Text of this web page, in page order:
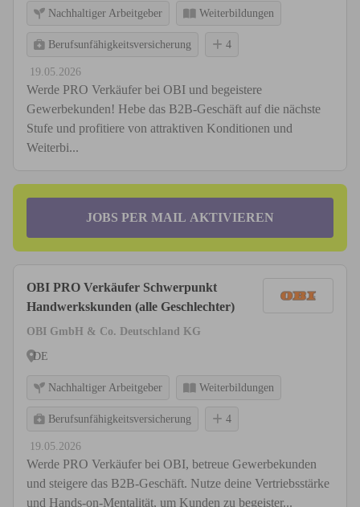
Nachhaltiger Arbeitgeber Weiterbildungen
Berufsunfähigkeitsversicherung 4
19.05.2026
Werde PRO Verkäufer bei OBI und begeistere
Gewerbekunden! Hebe das B2B-Geschäft auf die nächste
Stufe und profitiere von attraktiven Konditionen und
Weiterbi...
JOBS PER MAIL AKTIVIEREN
OBI PRO Verkäufer Schwerpunkt
Handwerkskunden (alle Geschlechter)
OBI GmbH & Co. Deutschland KG
DE
Nachhaltiger Arbeitgeber Weiterbildungen
Berufsunfähigkeitsversicherung 4
19.05.2026
Werde PRO Verkäufer bei OBI, betreue Gewerbekunden
und steigere das B2B-Geschäft. Nutze deine Vertriebsstärke
und Hands-on-Mentalität, um Kunden zu begeister...